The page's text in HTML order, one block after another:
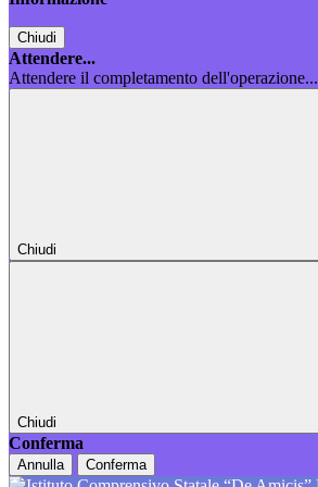
Chiudi
Attendere...
Attendere il completamento dell'operazione...
Chiudi
Chiudi
Conferma
Annulla Conferma